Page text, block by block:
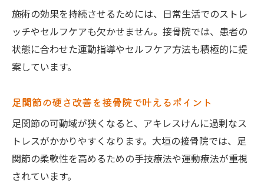
施術の効果を持続させるためには、日常生活でのストレ
ッチやセルフケアも欠かせません。接骨院では、患者の
状態に合わせた運動指導やセルフケア方法も積極的に提
案しています。
足関節の硬さ改善を接骨院で叶えるポイント
足関節の可動域が狭くなると、アキレスけんに過剰なス
トレスがかかりやすくなります。大垣の接骨院では、足
関節の柔軟性を高めるための手技療法や運動療法が重視
されています。